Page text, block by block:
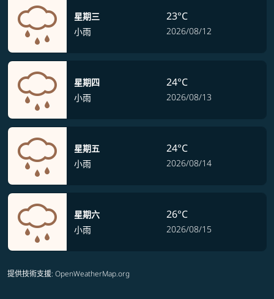
星期三
小雨
23°C
2026/08/12
星期四
小雨
24°C
2026/08/13
星期五
小雨
24°C
2026/08/14
星期六
小雨
26°C
2026/08/15
提供技術支援: OpenWeatherMap.org